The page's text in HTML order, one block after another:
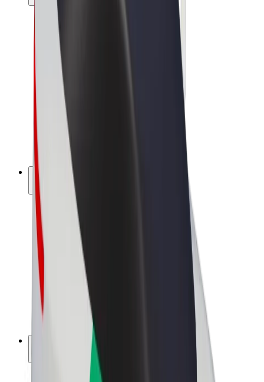
Kyydit
Sähköpotkulaudat
Bolt-kauppa
Bolt Food
Bolt Drive
Bolt for Business
Sähköpyörät
Bolt Plus
Tienaa Boltilla
Kuljettajat
Kuljettajan ansiot
Ruokalähetit
Lähetin ansiot
Bolt Food -kauppiaat